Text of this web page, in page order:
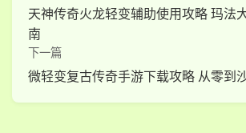
天神传奇火龙轻变辅助使用攻略 玛法
南
下一篇
微轻变复古传奇手游下载攻略 从零到